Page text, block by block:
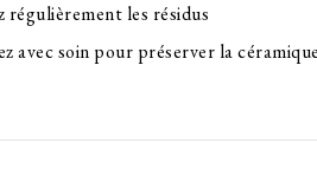
régulièrement les résidus
avec soin pour préserver la céramique